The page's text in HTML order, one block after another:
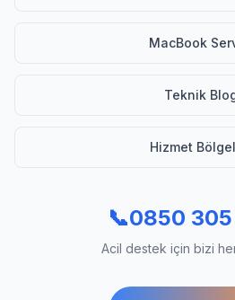
MacBook
Teknik
Hizmet
📞0850 305
Acil destek için bizi